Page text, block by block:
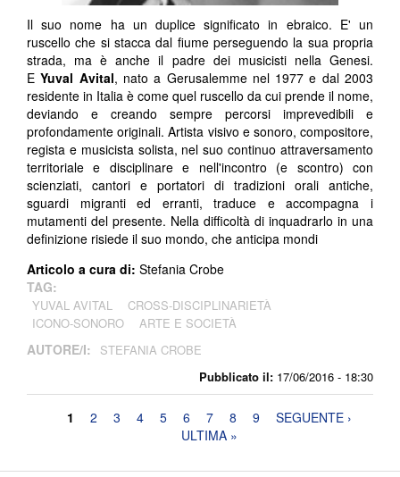
Pubblicato il: 17/06/2016 - 18:30
Il suo nome ha un duplice significato in ebraico. E' un
ruscello che si stacca dal fiume perseguendo la sua propria
strada, ma è anche il padre dei musicisti nella Genesi.
EYuval Avital, nato a Gerusalemme nel 1977 e dal 2003
residente in Italia è come quel ruscello da cui prende il nome,
deviando e creando sempre percorsi imprevedibili e
profondamente originali. Artista visivo e sonoro, compositore,
regista e musicista solista, nel suo continuo attraversamento
territoriale e disciplinare e nell'incontro (e scontro) con
scienziati, cantori e portatori di tradizioni orali antiche,
sguardi migranti ed erranti, traduce e accompagna i
mutamenti del presente. Nella difficoltà di inquadrarlo in una
definizione risiede il suo mondo, che anticipa mondi
Articolo a cura di: Stefania Crobe
TAG:
YUVAL AVITAL
CROSS-DISCIPLINARIETÀ
ICONO-SONORO
ARTE E SOCIETÀ
AUTORE/I: STEFANIA CROBE
Pagine
1 2 3 4 5 6 7 8 9
SEGUENTE ›
ULTIMA »